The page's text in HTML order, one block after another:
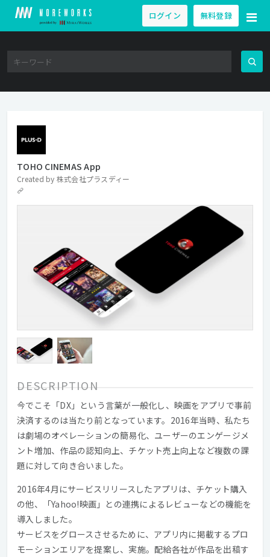
ログイン 無料登録
TOHO CINEMAS App
Created by 株式会社プラスディー
DESCRIPTION
今でこそ「DX」という言葉が一般化し、映画をアプリで事前
決済するのは当たり前となっています。2016年当時、私たち
は劇場のオペレーションの簡易化、ユーザーのエンゲージメ
ント増加、作品の認知向上、チケット売上向上など複数の課
題に対して向き合いました。
2016年4月にサービスリリースしたアプリは、チケット購入
の他、「Yahoo!映画」との連携によるレビューなどの機能を
導入しました。
サービスをグロースさせるために、アプリ内に掲載するプロ
モーションエリアを提案し、実施。配給各社が作品を出稿す